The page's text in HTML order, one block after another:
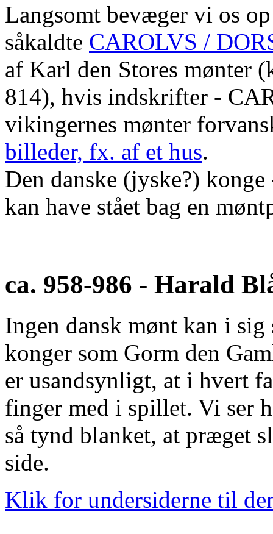
Langsomt bevæger vi os
såkaldte CAROLVS /
af Karl den Stores mønter
814), hvis indskrifter -
vikingernes mønter
billeder, fx. af et hus.
Den danske (jyske?)
kan have stået bag en
ca. 958-986 - Harald
Ingen dansk mønt kan i
konger som Gorm den
er usandsynligt, at i hvert
finger med i spillet. Vi ser
så tynd blanket, at præget
side.
Klik for undersiderne til